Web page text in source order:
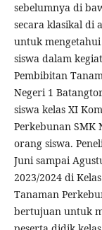
sebelumnya di
secara klasikal di
untuk
siswa dalam
Pembibitan
Negeri 1
siswa kelas XI
Perkebunan SMK
orang siswa.
Juni sampai
2023/2024 di
Tanaman
bertujuan untuk